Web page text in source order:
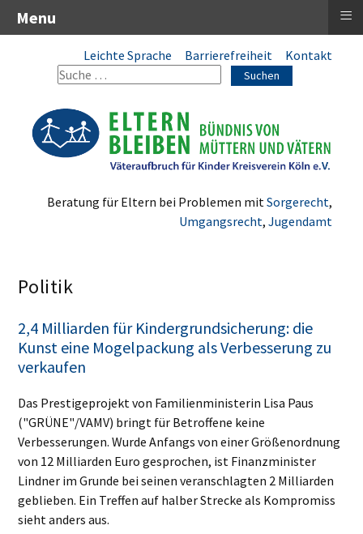
Leichte Sprache Barrierefreiheit Kontakt
Suchen
Beratung für Eltern bei Problemen mit Sorgerecht,
Umgangsrecht, Jugendamt
Politik
2,4 Milliarden für Kindergrundsicherung: die
Kunst eine Mogelpackung als Verbesserung zu
verkaufen
Das Prestigeprojekt von Familienministerin Lisa Paus
("GRÜNE"/VAMV) bringt für Betroffene keine
Verbesserungen. Wurde Anfangs von einer Größenordnung
von 12 Milliarden Euro gesprochen, ist Finanzminister
Lindner im Grunde bei seinen veranschlagten 2 Milliarden
geblieben. Ein Treffen auf halber Strecke als Kompromiss
sieht anders aus.
Menu ≡